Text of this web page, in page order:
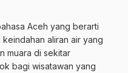
Aceh yang berarti
aliran air yang
muara di sekitar
bagi wisatawan yang